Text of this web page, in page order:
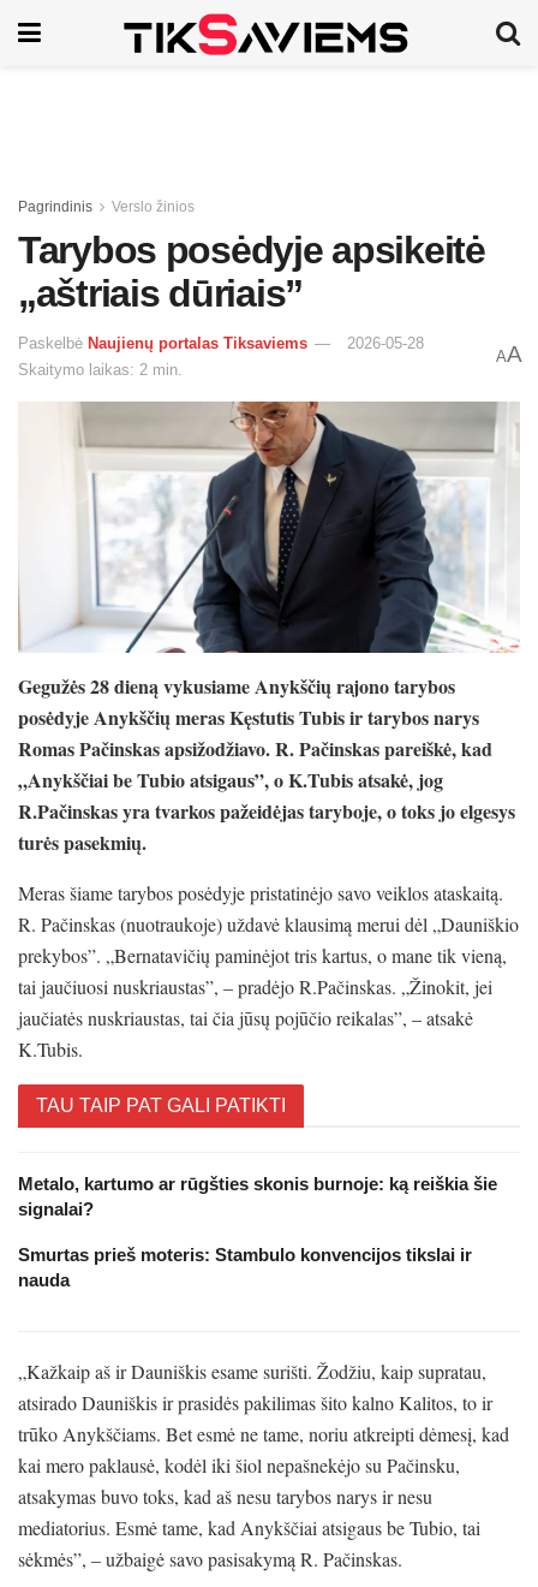
Pagrindinis Verslo žinios
Tarybos posėdyje apsikeitė
„aštriais dūriais”
Paskelbė Naujienų portalas Tiksaviems
2026-05-28
Skaitymo laikas: 2 min.
AA
Gegužės 28 dieną vykusiame Anykščių rajono tarybos
posėdyje Anykščių meras Kęstutis Tubis ir tarybos narys
Romas Pačinskas apsižodžiavo. R. Pačinskas pareiškė, kad
„Anykščiai be Tubio atsigaus”, o K.Tubis atsakė, jog
R.Pačinskas yra tvarkos pažeidėjas taryboje, o toks jo elgesys
turės pasekmių.
Meras šiame tarybos posėdyje pristatinėjo savo veiklos ataskaitą.
R. Pačinskas (nuotraukoje) uždavė klausimą merui dėl „Dauniškio
prekybos”. „Bernatavičių paminėjot tris kartus, o mane tik vieną,
tai jaučiuosi nuskriaustas”, – pradėjo R.Pačinskas. „Žinokit, jei
jaučiatės nuskriaustas, tai čia jūsų pojūčio reikalas”, – atsakė
K.Tubis.
TAU TAIP PAT GALI PATIKTI
Metalo, kartumo ar rūgšties skonis burnoje: ką reiškia šie
signalai?
Smurtas prieš moteris: Stambulo konvencijos tikslai ir
nauda
„Kažkaip aš ir Dauniškis esame surišti. Žodžiu, kaip supratau,
atsirado Dauniškis ir prasidės pakilimas šito kalno Kalitos, to ir
trūko Anykščiams. Bet esmė ne tame, noriu atkreipti dėmesį, kad
kai mero paklausė, kodėl iki šiol nepašnekėjo su Pačinsku,
atsakymas buvo toks, kad aš nesu tarybos narys ir nesu
mediatorius. Esmė tame, kad Anykščiai atsigaus be Tubio, tai
sėkmės”, – užbaigė savo pasisakymą R. Pačinskas.